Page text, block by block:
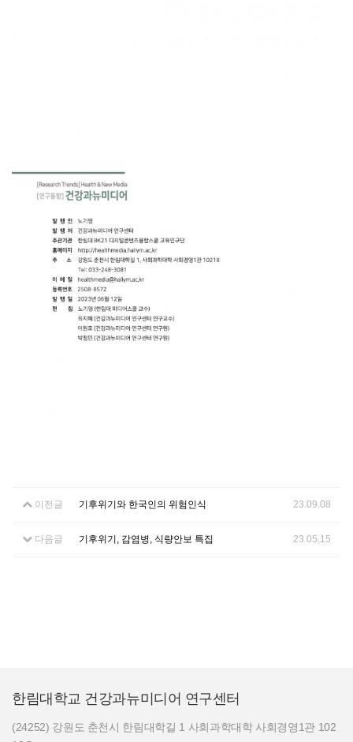
이전글 기후위기와 한국인의 위험인식 23.09.08
다음글 기후위기, 감염병, 식량안보 특집 23.05.15
한림대학교 건강과뉴미디어 연구센터
(24252) 강원도 춘천시 한림대학길 1 사회과학대학 사회경영1관 102